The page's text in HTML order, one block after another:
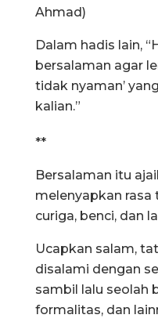
Ahmad)
Dalam hadis lain,
bersalaman agar
tidak nyaman’
kalian.”
**
Bersalaman itu
melenyapkan rasa
curiga, benci, dan
Ucapkan salam,
disalami dengan
sambil lalu seolah
formalitas, dan